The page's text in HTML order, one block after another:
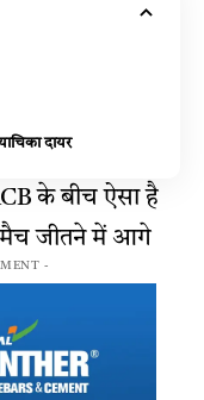
दायर
के बीच ऐसा है
मैच जीतने में आगे
-